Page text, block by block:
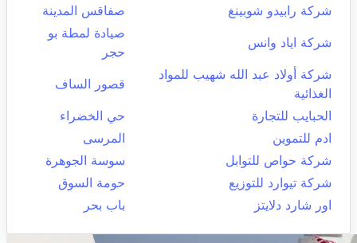
شركة رابيدو شوبينغ
صفاقس المدينة
شركة اياد وانس
صيادة لمطة بو
حجر
شركة أولاد عبد الله شهيب للمواد
الغذائية
قصور الساف
الحبايب للتجارة
حي الخضراء
ادم للتموين
المرسى
شركة حواص للتوابل
سوسة الجوهرة
شركة تيوارد للتوزيع
حومة السوق
اور شارد دلايتز
باب بحر